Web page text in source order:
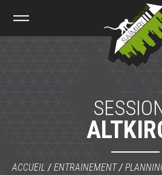
Parkour
ACCUEIL /ENTRAINEMENT/